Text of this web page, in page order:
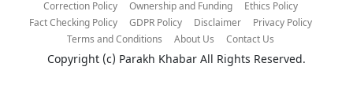
Correction Policy Ownership and Funding
Ethics Policy
Fact Checking Policy
GDPR Policy Disclaimer
Privacy Policy
Terms and Conditions
About Us Contact Us
Copyright (c) Parakh Khabar All Rights Reserved.